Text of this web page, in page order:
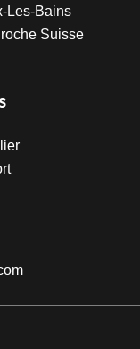
Les-Bains
Suisse